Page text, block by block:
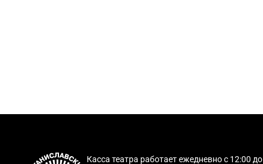
Касса театра работает ежедневно с 12:00 до